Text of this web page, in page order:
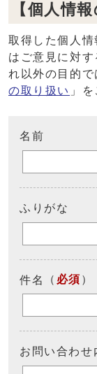
【個人情
取得した個人
はご意見に対
れ以外の目的で
の取り扱い 」
名前
ふりがな
件名 （ 必須 ）
お問い合わせ